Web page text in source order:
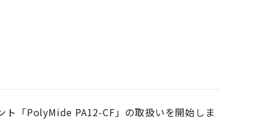
「PolyMide PA12-CF」の取扱いを開始しま